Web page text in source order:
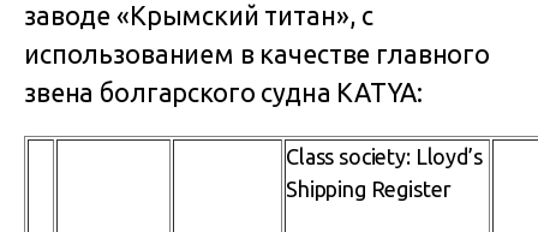
заводе «Крымский титан», с
использованием в качестве главного
звена болгарского судна KATYA:
Class society: Lloyd’s
Shipping Register